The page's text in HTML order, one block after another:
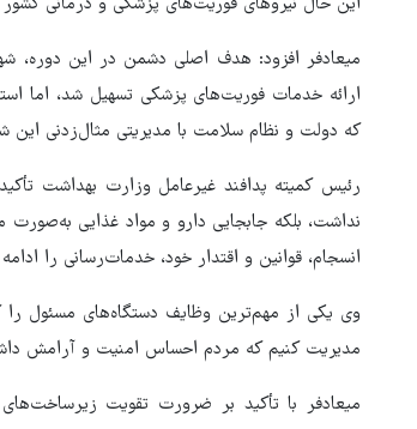
میعادفر افزود: هدف اصلی دشمن در این دوره،
ارائه خدمات فوریت‌های پزشکی تسهیل شد، اما
که دولت و نظام سلامت با مدیریتی مثال‌زدنی این
رئیس کمیته پدافند غیرعامل وزارت بهداشت
نداشت، بلکه جابجایی دارو و مواد غذایی
انسجام، قوانین و اقتدار خود، خدمات‌رسانی را
وی یکی از مهم‌ترین وظایف دستگاه‌های مسئول
مدیریت کنیم که مردم احساس امنیت و آرامش
میعادفر با تأکید بر ضرورت تقویت
براندازی